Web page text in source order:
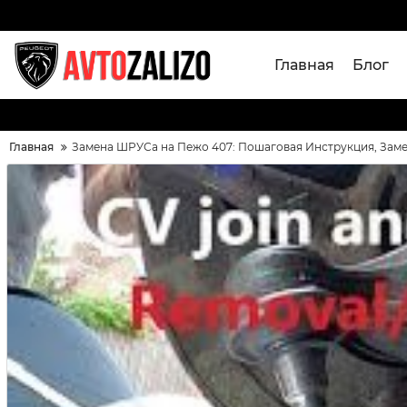
Главная Блог
Главная Замена ШРУСа на Пежо 407: Пошаговая Инструкция,